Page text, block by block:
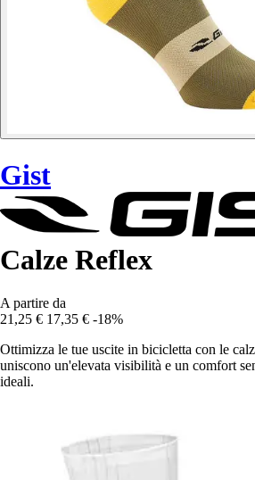
Gist
Calze Reflex
A partire da
21,25 € 17,35 € -18%
Ottimizza le tue uscite in bicicletta con le
uniscono un'elevata visibilità e un comfort
ideali.